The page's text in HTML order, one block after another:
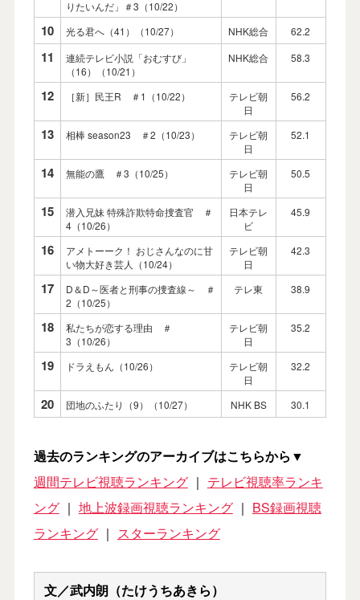
りたいんだ」＃3（10/22）
10 光る君へ（41）（10/27） NHK総合 62.2
11
連続テレビ小説「おむすび」
（16）（10/21）
NHK総合 58.3
12 ［新］民王R ＃1（10/22）
テレビ朝
日
56.2
13 相棒 season23 ＃2（10/23）
テレビ朝
日
52.1
14 無能の鷹 ＃3（10/25）
テレビ朝
日
50.5
15
潜入兄妹 特殊詐欺特命捜査官 ＃
4（10/26）
日本テレ
ビ
45.9
16
アメトーーク！ おじさんなのに甘
い物大好き芸人（10/24）
テレビ朝
日
42.3
17
D＆D～医者と刑事の捜査線～ ＃
2（10/25）
テレ東 38.9
18
私たちが恋する理由 ＃
3（10/26）
テレビ朝
日
35.2
19 ドラえもん（10/26）
テレビ朝
日
32.2
20 団地のふたり（9）（10/27） NHK BS 30.1
過去のランキングのアーカイブはこちらから▼
週間テレビ視聴ランキング｜ テレビ視聴率ランキ
ング｜ 地上波録画視聴ランキング｜ BS録画視聴
ランキング｜ スターランキング
文／武内朗（たけうちあきら）